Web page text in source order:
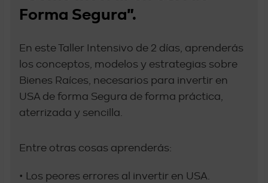
Forma Segura".
En este Taller Intensivo de 2 días, aprenderás
los conceptos, modelos y estrategias sobre
Bienes Raíces, necesarios para invertir en
USA de forma Segura de forma práctica,
aterrizada y sencilla.
Entre otras cosas aprenderás:
• Los peores errores al invertir en USA.